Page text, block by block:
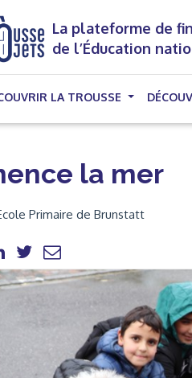
La plateforme de
de l’Éducation
LA TROUSSE
la mer
Primaire de Brunstatt